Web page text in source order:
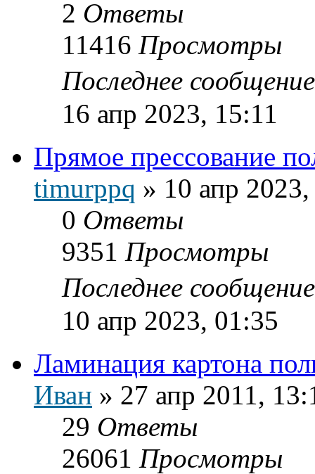
2 Ответы
11416 Просмотры
Последнее
16 апр 2023, 15:11
Прямое прессование
timurppq » 10 апр
0 Ответы
9351 Просмотры
Последнее
10 апр 2023, 01:35
Ламинация картона
Иван » 27 апр 2011,
29 Ответы
26061 Просмотры